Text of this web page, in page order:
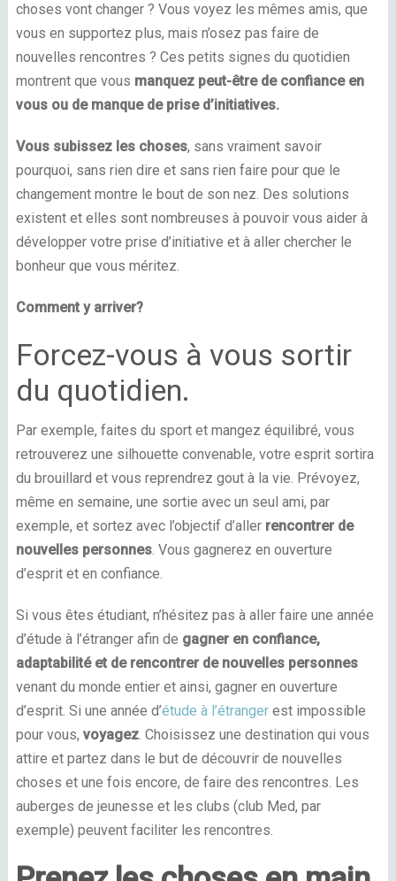
choses vont changer ? Vous voyez les mêmes amis, que
vous en supportez plus, mais n’osez pas faire de
nouvelles rencontres ? Ces petits signes du quotidien
montrent que vous manquez peut-être de confiance en
vous ou de manque de prise d’initiatives.
Vous subissez les choses, sans vraiment savoir
pourquoi, sans rien dire et sans rien faire pour que le
changement montre le bout de son nez. Des solutions
existent et elles sont nombreuses à pouvoir vous aider à
développer votre prise d’initiative et à aller chercher le
bonheur que vous méritez.
Comment y arriver?
Forcez-vous à vous sortir
du quotidien.
Par exemple, faites du sport et mangez équilibré, vous
retrouverez une silhouette convenable, votre esprit sortira
du brouillard et vous reprendrez gout à la vie. Prévoyez,
même en semaine, une sortie avec un seul ami, par
exemple, et sortez avec l’objectif d’aller rencontrer de
nouvelles personnes. Vous gagnerez en ouverture
d’esprit et en confiance.
Si vous êtes étudiant, n’hésitez pas à aller faire une année
d’étude à l’étranger afin de gagner en confiance,
adaptabilité et de rencontrer de nouvelles personnes
venant du monde entier et ainsi, gagner en ouverture
d’esprit. Si une année d’étude à l’étrangerest impossible
pour vous, voyagez. Choisissez une destination qui vous
attire et partez dans le but de découvrir de nouvelles
choses et une fois encore, de faire des rencontres. Les
auberges de jeunesse et les clubs (club Med, par
exemple) peuvent faciliter les rencontres.